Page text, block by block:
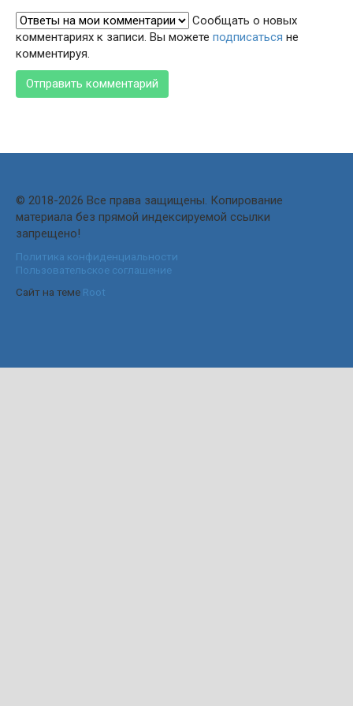
Сообщать о новых
комментариях к записи. Вы можете подписаться не
комментируя.
© 2018-2026 Все права защищены. Копирование
материала без прямой индексируемой ссылки
запрещено!
Политика конфиденциальности
Пользовательское соглашение
Сайт на теме Root